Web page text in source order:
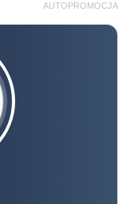
AUTOPROMOCJA